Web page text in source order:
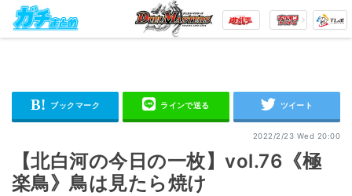
2022/2/23 Wed 20:00
【北白河の今日の一枚】vol.76《極
楽鳥》鳥は見たら焼け